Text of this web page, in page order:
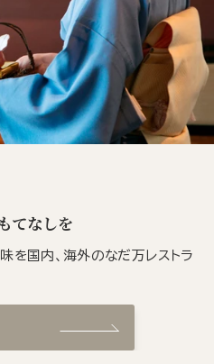
てなしを
国内、海外のなだ万レストラ